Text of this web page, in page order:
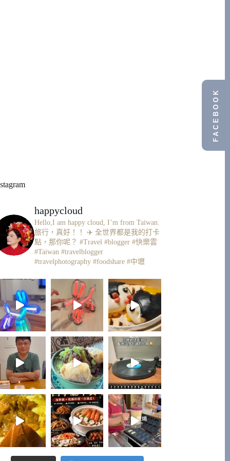
happycloud
Hello,I am happy cloud, I’m from Taiwan.
旅行，真好！！ ✈️ 全世界都是我的打卡
點，那你呢？ #Travel #blogger #快樂雲
#Taiwan #travelblogger
#travelphotography #foodshare #中壢
FACEBOOK